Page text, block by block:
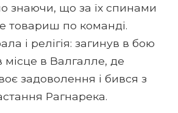
знаючи, що за їх спинами
товариш по команді.
і релігія: загинув в бою
місце в Валгалле, де
задоволення і бився з
Рагнарека.